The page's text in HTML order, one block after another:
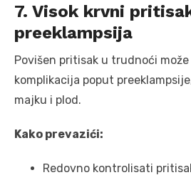
7. Visok krvni
preeklampsija
Povišen pritisak u trudnoći
komplikacija poput
majku i plod.
Kako prevazići:
Redovno kontrolisati